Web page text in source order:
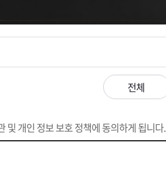
전체
및 개인 정보 보호 정책에 동의하게 됩니다.